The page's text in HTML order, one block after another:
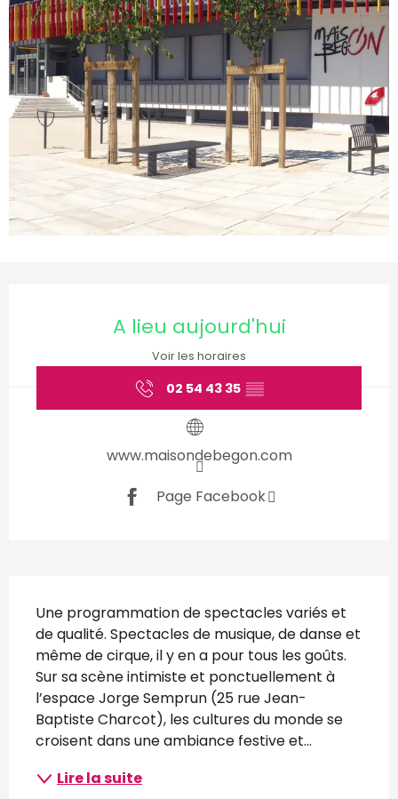
A lieu aujourd'hui
Voir les horaires
02 54 43 35 ▒▒
www.maisondebegon.com
Page Facebook
Description
Une programmation de spectacles variés et
de qualité. Spectacles de musique, de danse et
même de cirque, il y en a pour tous les goûts.
Sur sa scène intimiste et ponctuellement à
l’espace Jorge Semprun (25 rue Jean-
Baptiste Charcot), les cultures du monde se
croisent dans une ambiance festive et...
Lire la suite